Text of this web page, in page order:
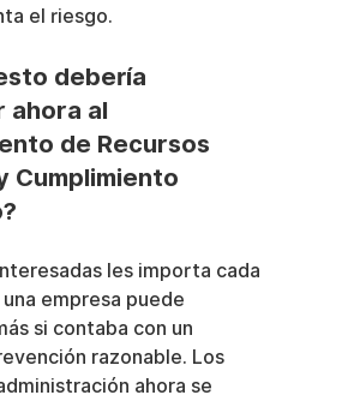
el riesgo.
debería
ahora al
de Recursos
Cumplimiento
les importa cada
empresa puede
si contaba con un
razonable. Los
ahora se